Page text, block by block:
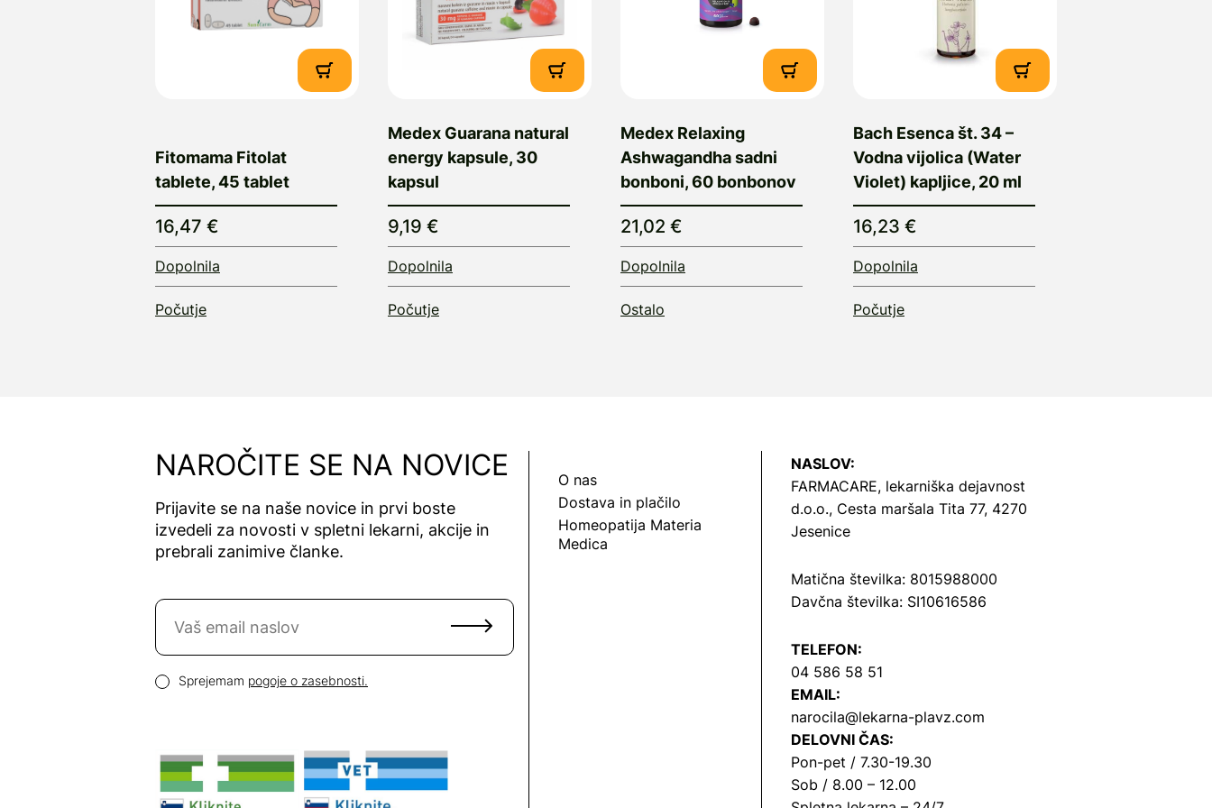
Fitomama Fitolat
tablete, 45 tablet
16,47 €
Dopolnila
Počutje
Medex Guarana natural
energy kapsule, 30
kapsul
9,19 €
Dopolnila
Počutje
Medex Relaxing
Ashwagandha sadni
bonboni, 60 bonbonov
21,02 €
Dopolnila
Ostalo
Bach Esenca št. 34 –
Vodna vijolica (Water
Violet) kapljice, 20 ml
16,23 €
Dopolnila
Počutje
NAROČITE SE NA NOVICE
Prijavite se na naše novice in prvi boste
izvedeli za novosti v spletni lekarni, akcije in
prebrali zanimive članke.
Naročite se na novice
Pogoji zasebnosti
Sprejemam pogoje o zasebnosti.
O nas
Dostava in plačilo
Homeopatija Materia
Medica
NASLOV:
FARMACARE, lekarniška dejavnost
d.o.o., Cesta maršala Tita 77, 4270
Jesenice
Matična številka: 8015988000
Davčna številka: SI10616586
TELEFON:
04 586 58 51
EMAIL:
narocila@lekarna-plavz.com
DELOVNI ČAS:
Pon-pet / 7.30-19.30
Sob / 8.00 – 12.00